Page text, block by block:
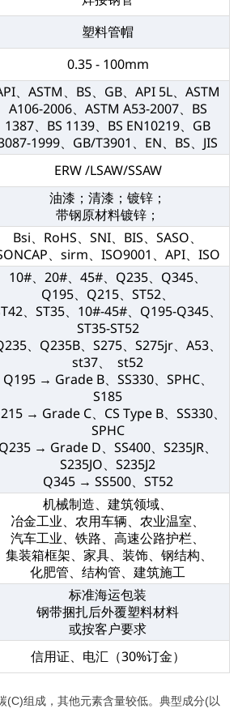
塑料管帽
0.35 - 100mm
、ASTM、BS、GB、API 5L、ASTM
A106-2006、ASTM A53-2007、BS
1387、BS 1139、BS EN10219、GB
1999、GB/T3901、EN、BS、JIS
ERW /LSAW/SSAW
油漆；清漆；镀锌；
带钢原材料镀锌；
Bsi、RoHS、SNI、BIS、SASO、
、sirm、ISO9001、API、ISO
10#、20#、45#、Q235、Q345、
Q195、Q215、ST52、
、ST35、10#-45#、Q195-Q345、
ST35-ST52
、Q235B、S275、S275jr、A53、
st37、 st52
Q195 → Grade B、SS330、SPHC、
S185
→ Grade C、CS Type B、SS330、
SPHC
Q235 → Grade D、SS400、S235JR、
S235JO、S235J2
Q345 → SS500、ST52
机械制造、建筑领域、
冶金工业、农用车辆、农业温室、
汽车工业、铁路、高速公路护栏、
集装箱框架、家具、装饰、钢结构、
化肥管、结构管、建筑施工
标准海运包装
钢带捆扎后外覆塑料材料
或按客户要求
信用证、电汇（30%订金）
(C)组成，其他元素含量较低。典型成分(以